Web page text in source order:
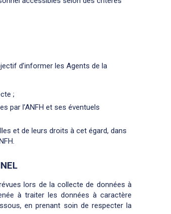
d’informer les Agents de la
;
par l’ANFH et ses éventuels
et de leurs droits à cet égard, dans
lors de la collecte de données à
à traiter les données à caractère
en prenant soin de respecter la